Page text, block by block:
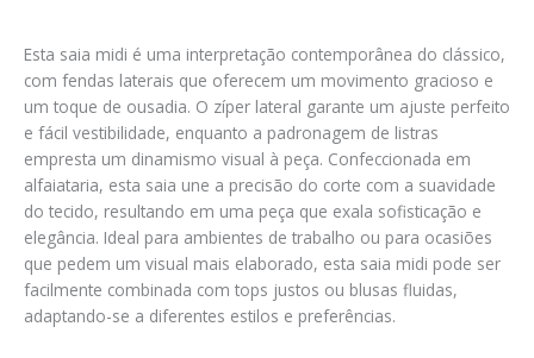
Esta saia midi é uma interpretação contemporânea do clássico,
com fendas laterais que oferecem um movimento gracioso e
um toque de ousadia. O zíper lateral garante um ajuste perfeito
e fácil vestibilidade, enquanto a padronagem de listras
empresta um dinamismo visual à peça. Confeccionada em
alfaiataria, esta saia une a precisão do corte com a suavidade
do tecido, resultando em uma peça que exala sofisticação e
elegância. Ideal para ambientes de trabalho ou para ocasiões
que pedem um visual mais elaborado, esta saia midi pode ser
facilmente combinada com tops justos ou blusas fluidas,
adaptando-se a diferentes estilos e preferências.